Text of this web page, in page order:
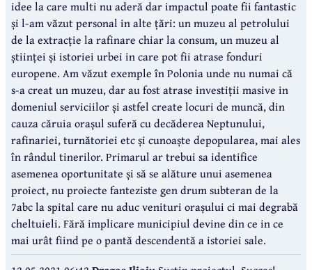
idee la care multi nu aderă dar impactul poate fii fantastic
și l-am văzut personal in alte țări: un muzeu al petrolului
de la extracție la rafinare chiar la consum, un muzeu al
științei și istoriei urbei in care pot fii atrase fonduri
europene. Am văzut exemple în Polonia unde nu numai că
s-a creat un muzeu, dar au fost atrase investiții masive in
domeniul serviciilor și astfel create locuri de muncă, din
cauza căruia orașul suferă cu decăderea Neptunului,
rafinariei, turnătoriei etc și cunoaște depopularea, mai ales
în rândul tinerilor. Primarul ar trebui sa identifice
asemenea oportunitate și să se alăture unui asemenea
proiect, nu proiecte fanteziste gen drum subteran de la
7abc la spital care nu aduc venituri orașului ci mai degrabă
cheltuieli. Fără implicare municipiul devine din ce in ce
mai urât fiind pe o pantă descendentă a istoriei sale.